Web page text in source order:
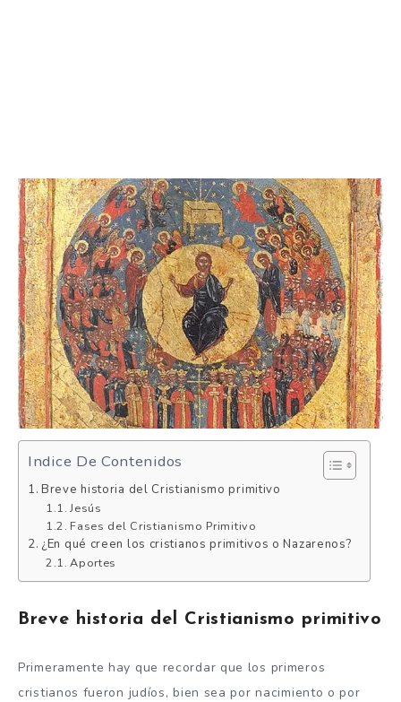
Indice De Contenidos
Breve historia del Cristianismo primitivo
Jesús
Fases del Cristianismo Primitivo
¿En qué creen los cristianos primitivos o Nazarenos?
Aportes
Breve historia del Cristianismo primitivo
Primeramente hay que recordar que los primeros
cristianos fueron judíos, bien sea por nacimiento o por